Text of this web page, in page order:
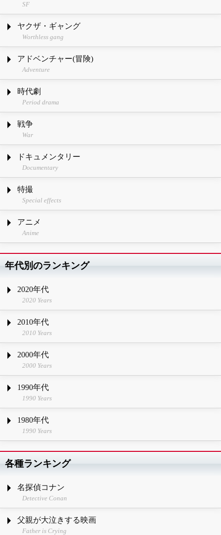
SF
ヤクザ・ギャング
Worthless gang
アドベンチャー(冒険)
Adventure
時代劇
Period drama
戦争
War
ドキュメンタリー
Documentary
特撮
Special effects
アニメ
Anime
年代別のランキング
2020年代
2020 Years
2010年代
2010 Years
2000年代
2000 Years
1990年代
1990 Years
1980年代
1990 Years
各種ランキング
名探偵コナン
Detective Conan
父親が大泣きする映画
Father is Crying